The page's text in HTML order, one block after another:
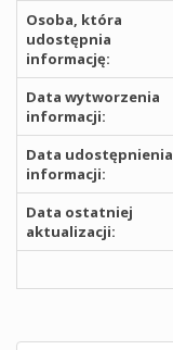
Osoba, która
udostępnia
informację:
Data wytworzenia
informacji:
Data udostępnienia
informacji:
Data ostatniej
aktualizacji: